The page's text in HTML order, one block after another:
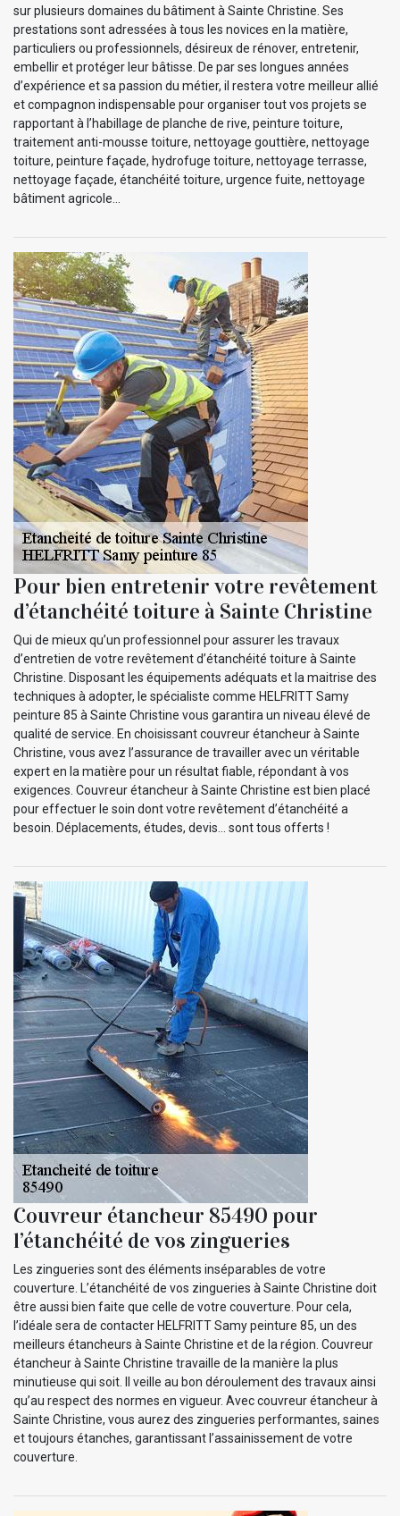
sur plusieurs domaines du bâtiment à Sainte Christine. Ses
prestations sont adressées à tous les novices en la matière,
particuliers ou professionnels, désireux de rénover, entretenir,
embellir et protéger leur bâtisse. De par ses longues années
d’expérience et sa passion du métier, il restera votre meilleur allié
et compagnon indispensable pour organiser tout vos projets se
rapportant à l’habillage de planche de rive, peinture toiture,
traitement anti-mousse toiture, nettoyage gouttière, nettoyage
toiture, peinture façade, hydrofuge toiture, nettoyage terrasse,
nettoyage façade, étanchéité toiture, urgence fuite, nettoyage
bâtiment agricole…
Pour bien entretenir votre revêtement
d’étanchéité toiture à Sainte Christine
Qui de mieux qu’un professionnel pour assurer les travaux
d’entretien de votre revêtement d’étanchéité toiture à Sainte
Christine. Disposant les équipements adéquats et la maitrise des
techniques à adopter, le spécialiste comme HELFRITT Samy
peinture 85 à Sainte Christine vous garantira un niveau élevé de
qualité de service. En choisissant couvreur étancheur à Sainte
Christine, vous avez l’assurance de travailler avec un véritable
expert en la matière pour un résultat fiable, répondant à vos
exigences. Couvreur étancheur à Sainte Christine est bien placé
pour effectuer le soin dont votre revêtement d’étanchéité a
besoin. Déplacements, études, devis… sont tous offerts !
Couvreur étancheur 85490 pour
l’étanchéité de vos zingueries
Les zingueries sont des éléments inséparables de votre
couverture. L’étanchéité de vos zingueries à Sainte Christine doit
être aussi bien faite que celle de votre couverture. Pour cela,
l’idéale sera de contacter HELFRITT Samy peinture 85, un des
meilleurs étancheurs à Sainte Christine et de la région. Couvreur
étancheur à Sainte Christine travaille de la manière la plus
minutieuse qui soit. Il veille au bon déroulement des travaux ainsi
qu’au respect des normes en vigueur. Avec couvreur étancheur à
Sainte Christine, vous aurez des zingueries performantes, saines
et toujours étanches, garantissant l’assainissement de votre
couverture.